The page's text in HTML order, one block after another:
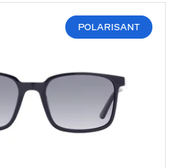
POLARISANT